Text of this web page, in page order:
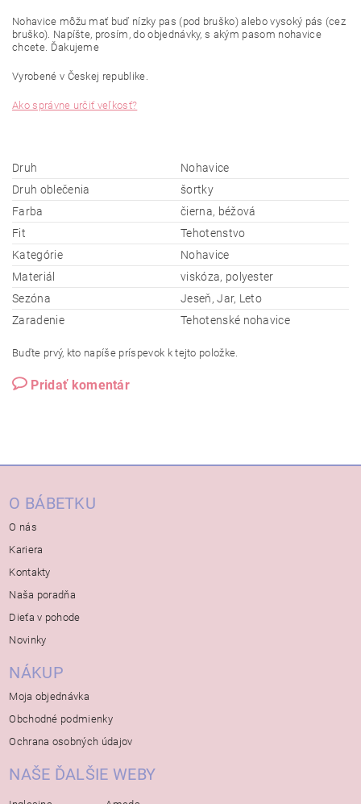
Nohavice môžu mať buď nízky pas (pod bruško) alebo vysoký pás (cez
bruško). Napíšte, prosím, do objednávky, s akým pasom nohavice
chcete. Ďakujeme
Vyrobené v Českej republike.
Ako správne určiť veľkosť?
Druh
Nohavice
Druh oblečenia
šortky
Farba
čierna, béžová
Fit
Tehotenstvo
Kategórie
Nohavice
Materiál
viskóza, polyester
Sezóna
Jeseň, Jar, Leto
Zaradenie
Tehotenské nohavice
Buďte prvý, kto napíše príspevok k tejto položke.
Pridať komentár
O BÁBETKU
O nás
Kariera
Kontakty
Naša poradňa
Dieťa v pohode
Novinky
NÁKUP
Moja objednávka
Obchodné podmienky
Ochrana osobných údajov
NAŠE ĎALŠIE WEBY